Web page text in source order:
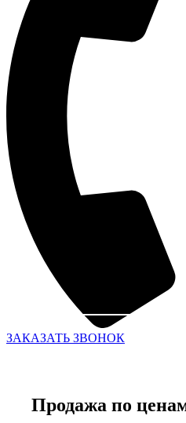
ЗАКАЗАТЬ ЗВОНОК
Продажа по